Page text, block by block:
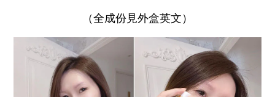
（全成份見外盒英文）